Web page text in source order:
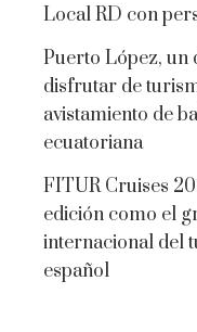
Local RD con
Puerto López, un
disfrutar de
avistamiento de
ecuatoriana
FITUR Cruises
edición como el
internacional del
español